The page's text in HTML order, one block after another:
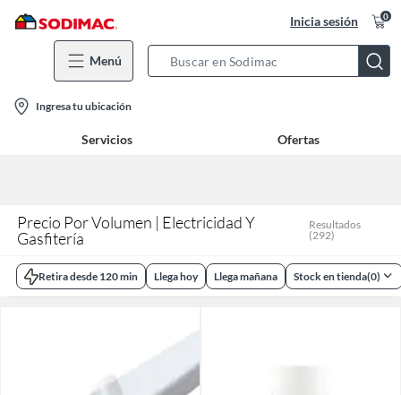
Inicia sesión 0
Menú
Bar
location-
icon
Ingresa tu ubicación
Servicios Ofertas
Precio Por Volumen | Electricidad Y
Gasfitería
Resultados
(292)
Retira desde 120 min Llega hoy Llega mañana Stock en tienda(0)